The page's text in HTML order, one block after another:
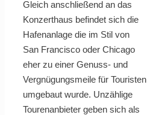
Gleich anschließend an das
Konzerthaus befindet sich die
Hafenanlage die im Stil von
San Francisco oder Chicago
eher zu einer Genuss- und
Vergnügungsmeile für Touristen
umgebaut wurde. Unzählige
Tourenanbieter geben sich als